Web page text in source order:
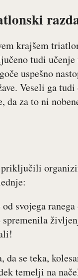
krajšem
tudi
uspešno
Veseli ga
da za to ni
svojega
spremenila
da se teka,
temelji na